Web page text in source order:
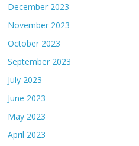
December 2023
November 2023
October 2023
September 2023
July 2023
June 2023
May 2023
April 2023